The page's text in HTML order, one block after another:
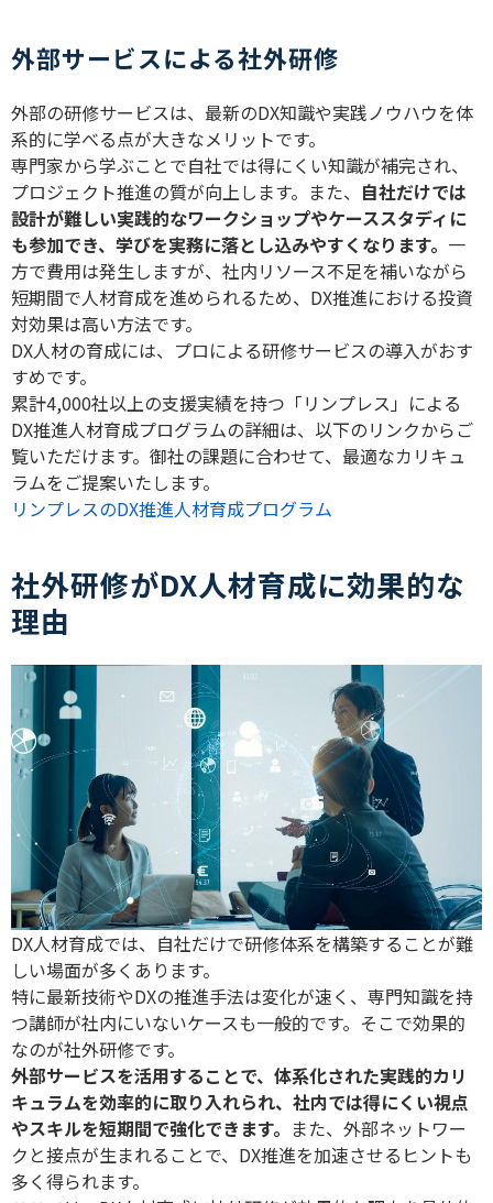
外部サービスによる社外研修
外部の研修サービスは、最新のDX知識や実践ノウハウを体
系的に学べる点が大きなメリットです。
専門家から学ぶことで自社では得にくい知識が補完され、
プロジェクト推進の質が向上します。また、 自社だけでは
設計が難しい実践的なワークショップやケーススタディに
も参加でき、学びを実務に落とし込みやすくなります。 一
方で費用は発生しますが、社内リソース不足を補いながら
短期間で人材育成を進められるため、 DX推進における投資
対効果は高い方法です。
DX人材の育成には、プロによる研修サービスの導入がおす
すめです。
累計4,000社以上の支援実績を持つ「リンプレス」による
DX推進人材育成プログラムの詳細は、以下のリンクからご
覧いただけます。御社の課題に合わせて、最適なカリキュ
ラムをご提案いたします。
リンプレスのDX推進人材育成プログラム
社外研修がDX人材育成に効果的な
理由
DX人材育成では、自社だけで研修体系を構築することが難
しい場面が多くあります。
特に最新技術やDXの推進手法は変化が速く、専門知識を持
つ講師が社内にいないケースも一般的です。そこで効果的
なのが社外研修です。
外部サービスを活用することで、体系化された実践的カリ
キュラムを効率的に取り入れられ、社内では得にくい視点
やスキルを短期間で強化できます。 また、外部ネットワー
クと接点が生まれることで、 DX推進を加速させるヒントも
多く得られます。